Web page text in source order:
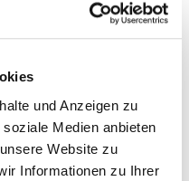
und Anzeigen zu
Medien anbieten
Website zu
Informationen zu Ihrer